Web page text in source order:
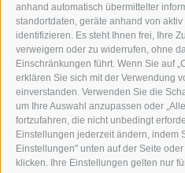
anhand automatisch übermittelter
standortdaten, geräte anhand von
identifizieren. Es steht Ihnen frei, Ihre
verweigern oder zu widerrufen, ohne
Einschränkungen führt. Wenn Sie auf
erklären Sie sich mit der Verwendung
einverstanden. Verwenden Sie die
um Ihre Auswahl anzupassen oder
fortzufahren, die nicht unbedingt
Einstellungen jederzeit ändern, indem
Einstellungen" unten auf der Seite
klicken. Ihre Einstellungen gelten nur
ONLINE VOTING
SERVICE
VERANSTALTUNGSKALENDER
KLEINANZEIGER
NÜTZLICHE LINKS
WETTER
WEBCAM
VIDEOS